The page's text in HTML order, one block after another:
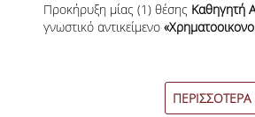
ΣΠΟΥΔΩΝ
ΜΑΘΗΜΑΤΑ ΕΠΙΛΟΓΗΣ
γνωστικό
«Χρηματοοικονομική»
Προκήρυξη μίας (1) θέσης Καθηγητή
γνωστικό αντικείμενο
ΠΕΡΙΣΣΟΤΕΡΑ